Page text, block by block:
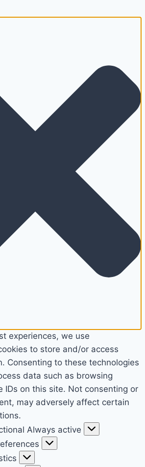
experiences, we use
to store and/or access
Consenting to these technologies
data such as browsing
IDs on this site. Not consenting or
may adversely affect certain
Always active